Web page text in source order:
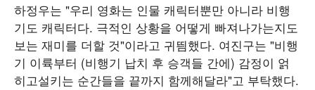
하정우는 "우리 영화는 인물 캐릭터뿐만 아니라 비행
기도 캐릭터다. 극적인 상황을 어떻게 빠져나가는지도
보는 재미를 더할 것"이라고 귀띔했다. 여진구는 "비행
기 이륙부터 (비행기 납치 후 승객들 간에) 감정이 얽
히고설키는 순간들을 끝까지 함께해달라"고 부탁했다.